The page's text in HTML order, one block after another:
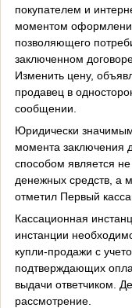
покупателем и
моментом
позволяющего
заключенном
Изменить цену,
продавец в
сообщении.
Юридически
момента заключения
способом является
денежных средств, а
отметил Первый
Кассационная
инстанции
купли-продажи с
подтверждающих
выдачи ответчиком.
рассмотрение.